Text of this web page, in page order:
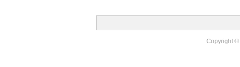
Copyright ©